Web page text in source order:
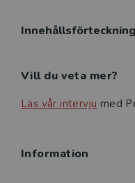
om det okända. En
verksamheten.
Miljöns betydelse
Innehållsförteckning
Vill du veta mer?
Läs vår intervju med
Information